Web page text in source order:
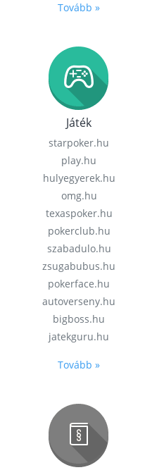
Tovább »
Játék
starpoker.hu
play.hu
hulyegyerek.hu
omg.hu
texaspoker.hu
pokerclub.hu
szabadulo.hu
zsugabubus.hu
pokerface.hu
autoverseny.hu
bigboss.hu
jatekguru.hu
Tovább »